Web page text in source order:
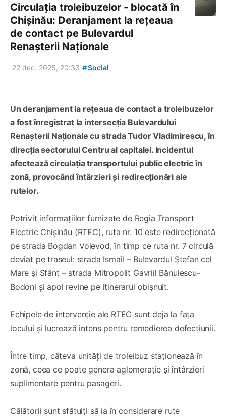
Circulația troleibuzelor - blocată în
Chișinău: Deranjament la rețeaua
de contact pe Bulevardul
Renașterii Naționale
22 dec. 2025, 20:33 #Social
Un deranjament la rețeaua de contact a troleibuzelor
a fost înregistrat la intersecția Bulevardului
Renașterii Naționale cu strada Tudor Vladimirescu, în
direcția sectorului Centru al capitalei. Incidentul
afectează circulația transportului public electric în
zonă, provocând întârzieri și redirecționări ale
rutelor.
Potrivit informațiilor furnizate de Regia Transport
Electric Chișinău (RTEC), ruta nr. 10 este redirecționată
pe strada Bogdan Voievod, în timp ce ruta nr. 7 circulă
deviat pe traseul: strada Ismail – Bulevardul Ștefan cel
Mare și Sfânt – strada Mitropolit Gavriil Bănulescu-
Bodoni și apoi revine pe itinerarul obișnuit.
Echipele de intervenție ale RTEC sunt deja la fața
locului și lucrează intens pentru remedierea defecțiunii.
Între timp, câteva unități de troleibuz staționează în
zonă, ceea ce poate genera aglomerație și întârzieri
suplimentare pentru pasageri.
Călătorii sunt sfătuiți să ia în considerare rute